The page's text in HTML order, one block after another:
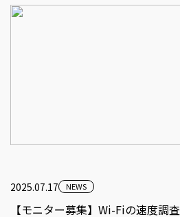
2025.07.17 NEWS
【モニター募集】Wi-Fiの速度調